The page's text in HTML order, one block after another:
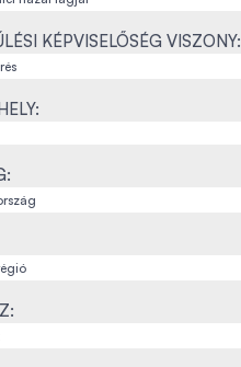
KÉPVISELŐSÉG VISZONY: